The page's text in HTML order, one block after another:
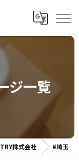
ジ一覧
株式会社 #埼玉